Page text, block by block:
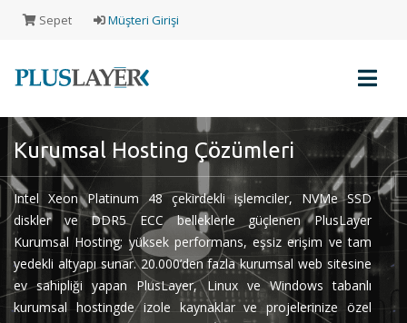
Sepet Müşteri Girişi
Müşteri
Girişi
Yeni
Müşteri
Kaydı
Kurumsal Hosting Çözümleri
Intel Xeon Platinum 48 çekirdekli işlemciler, NVMe SSD
diskler ve DDR5 ECC belleklerle güçlenen PlusLayer
Kurumsal Hosting; yüksek performans, eşsiz erişim ve tam
yedekli altyapı sunar. 20.000’den fazla kurumsal web sitesine
ev sahipliği yapan PlusLayer, Linux ve Windows tabanlı
kurumsal hostingde izole kaynaklar ve projelerinize özel